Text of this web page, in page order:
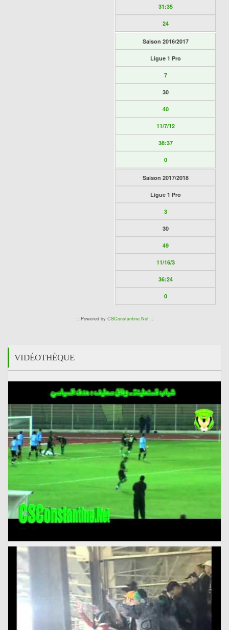
31:35
24
Saison 2016/2017
Ligue 1 Pro
7
30
40
11/7/12
38:37
0
Saison 2017/2018
Ligue 1 Pro
3
30
49
11/16/3
36:24
0
:: Powered by CSConstantine.Net::
VIDÉOTHÈQUE